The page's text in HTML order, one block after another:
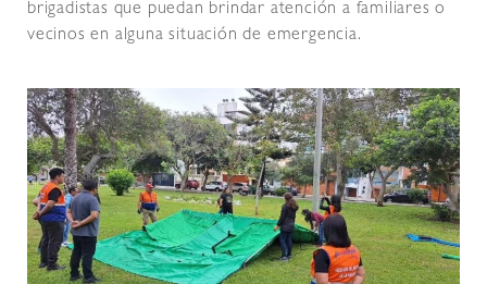
brigadistas que puedan brindar atención a familiares o
vecinos en alguna situación de emergencia.